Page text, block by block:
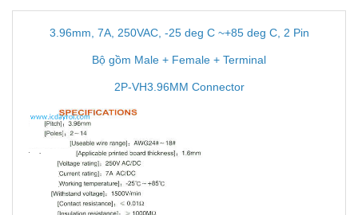
3.96mm, 7A, 250VAC, -25 deg C ~+85 deg C, 2 Pin
Bộ gồm Male + Female + Terminal
2P-VH3.96MM Connector